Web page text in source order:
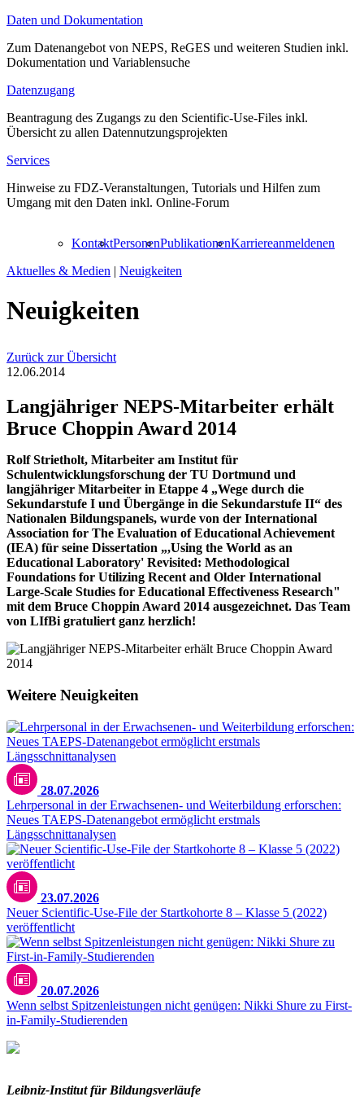
Daten und Dokumentation
Zum Datenangebot von NEPS, ReGES und weiteren Studien inkl.
Dokumentation und Variablensuche
Datenzugang
Beantragung des Zugangs zu den Scientific-Use-Files inkl.
Übersicht zu allen Datennutzungsprojekten
Services
Hinweise zu FDZ-Veranstaltungen, Tutorials und Hilfen zum
Umgang mit den Daten inkl. Online-Forum
KontaktPersonenPublikationenKarriereanmeldenen
Aktuelles & Medien | Neuigkeiten
Neuigkeiten
Zurück zur Übersicht
12.06.2014
Langjähriger NEPS-Mitarbeiter erhält
Bruce Choppin Award 2014
Rolf Strietholt, Mitarbeiter am Institut für
Schulentwicklungsforschung der TU Dortmund und
langjähriger Mitarbeiter in Etappe 4 „Wege durch die
Sekundarstufe I und Übergänge in die Sekundarstufe II“ des
Nationalen Bildungspanels, wurde von der International
Association for The Evaluation of Educational Achievement
(IEA) für seine Dissertation „,Using the World as an
Educational Laboratory' Revisited: Methodological
Foundations for Utilizing Recent and Older International
Large-Scale Studies for Educational Effectiveness Research"
mit dem Bruce Choppin Award 2014 ausgezeichnet. Das Team
von LIfBi gratuliert ganz herzlich!
Weitere Neuigkeiten
28.07.2026
Lehrpersonal in der Erwachsenen- und Weiterbildung erforschen:
Neues TAEPS-Datenangebot ermöglicht erstmals
Längsschnittanalysen
23.07.2026
Neuer Scientific-Use-File der Startkohorte 8 – Klasse 5 (2022)
veröffentlicht
20.07.2026
Wenn selbst Spitzenleistungen nicht genügen: Nikki Shure zu First-
in-Family-Studierenden
Leibniz-Institut für Bildungsverläufe